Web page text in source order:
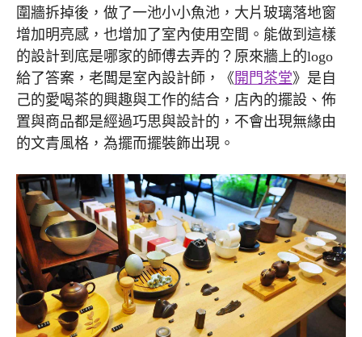
圍牆拆掉後，做了一池小小魚池，大片玻璃落地窗
增加明亮感，也增加了室內使用空間。能做到這樣
的設計到底是哪家的師傅去弄的？原來牆上的logo
給了答案，老闆是室內設計師，《 開門茶堂》是自
己的愛喝茶的興趣與工作的結合，店內的擺設、佈
置與商品都是經過巧思與設計的，不會出現無緣由
的文青風格，為擺而擺裝飾出現。